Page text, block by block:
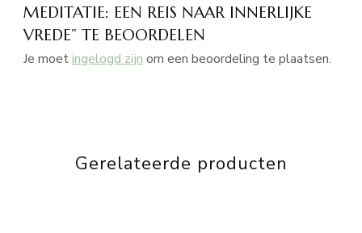
MEDITATIE: EEN REIS NAAR INNERLIJKE
VREDE” TE BEOORDELEN
Je moetingelogd zijn om een beoordeling te plaatsen.
Gerelateerde producten